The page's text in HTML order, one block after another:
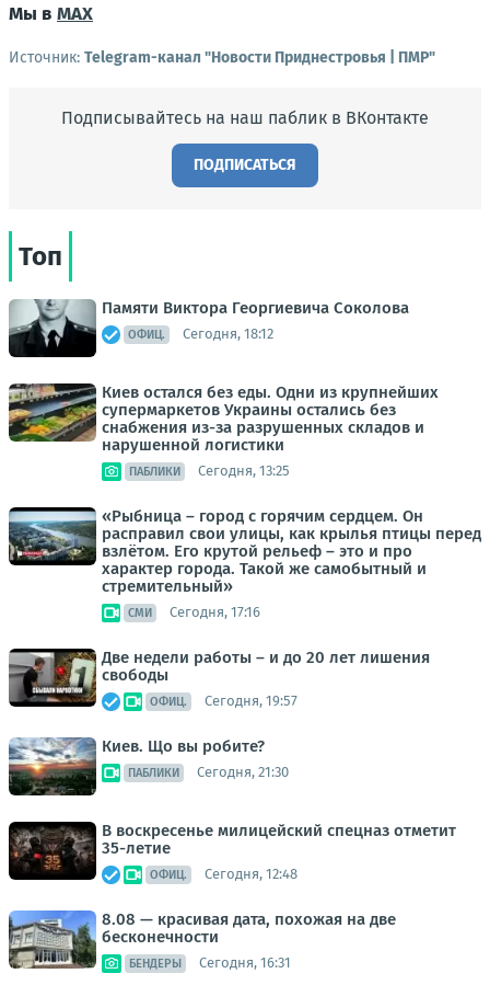
Мы в MAX
Источник: Telegram-канал "Новости Приднестровья | ПМР"
Подписывайтесь на наш паблик в ВКонтакте
ПОДПИСАТЬСЯ
Топ
Памяти Виктора Георгиевича Соколова
ОФИЦ. Сегодня, 18:12
Киев остался без еды. Одни из крупнейших
супермаркетов Украины остались без
снабжения из-за разрушенных складов и
нарушенной логистики
ПАБЛИКИ Сегодня, 13:25
«Рыбница – город с горячим сердцем. Он
расправил свои улицы, как крылья птицы перед
взлётом. Его крутой рельеф – это и про
характер города. Такой же самобытный и
стремительный»
СМИ Сегодня, 17:16
Две недели работы – и до 20 лет лишения
свободы
ОФИЦ. Сегодня, 19:57
Киев. Що вы робите?
ПАБЛИКИ Сегодня, 21:30
В воскресенье милицейский спецназ отметит
35-летие
ОФИЦ. Сегодня, 12:48
8.08 — красивая дата, похожая на две
бесконечности
БЕНДЕРЫ Сегодня, 16:31